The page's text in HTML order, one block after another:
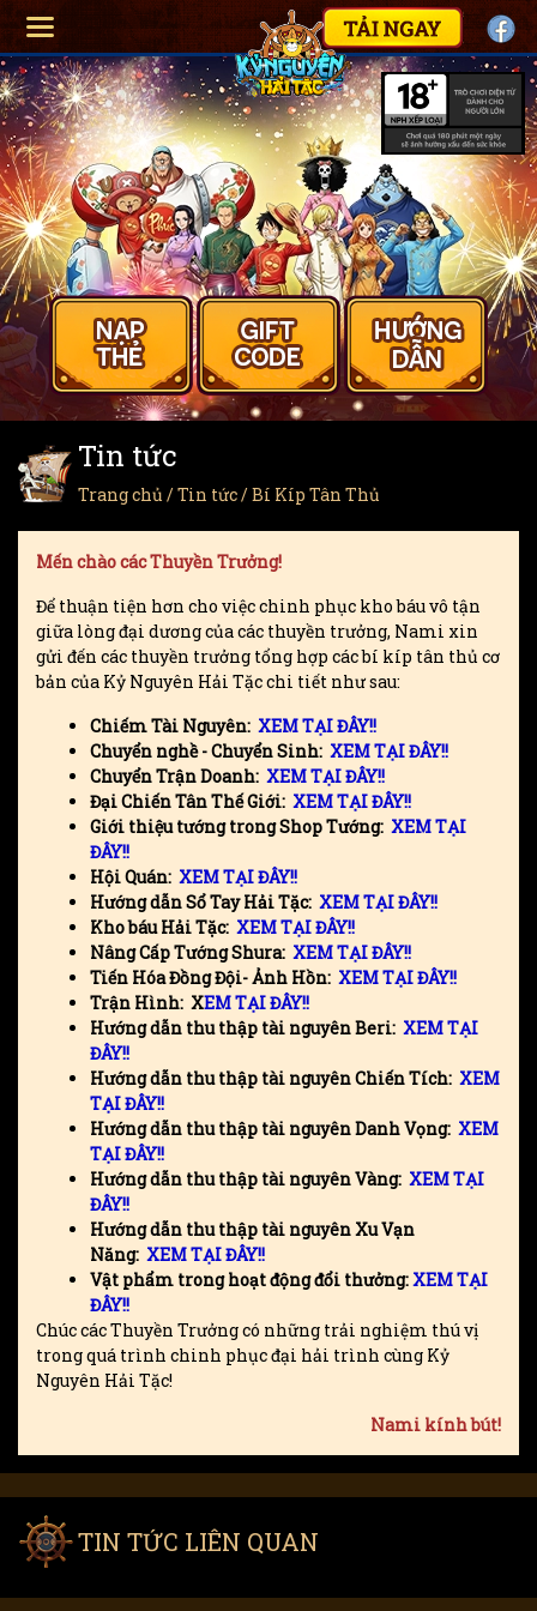
Tin tức
Trang chủ /Tin tức/ Bí Kíp Tân Thủ
Mến chào các Thuyền Trưởng!
Để thuận tiện hơn cho việc chinh phục kho báu vô tận
giữa lòng đại dương của các thuyền trưởng, Nami xin
gửi đến các thuyền trưởng tổng hợp các bí kíp tân thủ cơ
bản của Kỷ Nguyên Hải Tặc chi tiết như sau:
Chiếm Tài Nguyên: XEM TẠI ĐÂY!!
Chuyển nghề - Chuyển Sinh: XEM TẠI ĐÂY!!
Chuyển Trận Doanh: XEM TẠI ĐÂY!!
Đại Chiến Tân Thế Giới: XEM TẠI ĐÂY!!
Giới thiệu tướng trong Shop Tướng: XEM TẠI
ĐÂY!!
Hội Quán: XEM TẠI ĐÂY!!
Hướng dẫn Sổ Tay Hải Tặc: XEM TẠI ĐÂY!!
Kho báu Hải Tặc: XEM TẠI ĐÂY!!
Nâng Cấp Tướng Shura: XEM TẠI ĐÂY!!
Tiến Hóa Đồng Đội- Ảnh Hồn: XEM TẠI ĐÂY!!
Trận Hình: XEM TẠI ĐÂY!!
Hướng dẫn thu thập tài nguyên Beri: XEM TẠI
ĐÂY!!
Hướng dẫn thu thập tài nguyên Chiến Tích: XEM
TẠI ĐÂY!!
Hướng dẫn thu thập tài nguyên Danh Vọng: XEM
TẠI ĐÂY!!
Hướng dẫn thu thập tài nguyên Vàng: XEM TẠI
ĐÂY!!
Hướng dẫn thu thập tài nguyên Xu Vạn
Năng: XEM TẠI ĐÂY!!
Vật phẩm trong hoạt động đổi thưởng:XEM TẠI
ĐÂY!!
Chúc các Thuyền Trưởng có những trải nghiệm thú vị
trong quá trình chinh phục đại hải trình cùng Kỷ
Nguyên Hải Tặc!
Nami kính bút!
TIN TỨC LIÊN QUAN